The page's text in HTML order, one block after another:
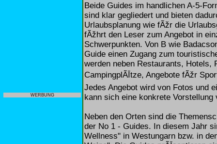
WERBUNG
Beide Guides im handlichen A-5-
sind klar gegliedert und bieten
Urlaubsplanung wie fÃžr die
fÃžhrt den Leser zum Angebot in
Schwerpunkten. Von B wie
Guide einen Zugang zum
werden neben Restaurants, Hotels,
CampingplÃĪtze, Angebote fÃžr
Jedes Angebot wird von Fotos und
kann sich eine konkrete
Neben den Orten sind die
der No 1 - Guides. In diesem Jahr
Wellness" in Westungarn bzw. in